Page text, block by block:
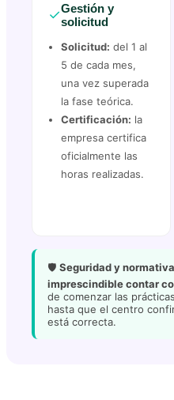
✓Gestión y
solicitud
Solicitud: del 1 al
5 de cada mes,
una vez superada
la fase teórica.
Certificación: la
empresa certifica
oficialmente las
horas realizadas.
🛡️ Seguridad y
imprescindible contar
de comenzar las
hasta que el centro
está correcta.